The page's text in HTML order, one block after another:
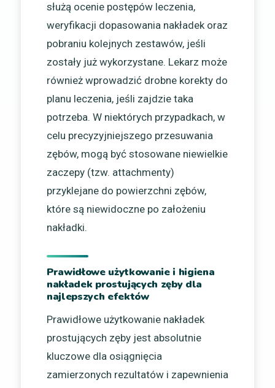
służą ocenie postępów leczenia,
weryfikacji dopasowania nakładek oraz
pobraniu kolejnych zestawów, jeśli
zostały już wykorzystane. Lekarz może
również wprowadzić drobne korekty do
planu leczenia, jeśli zajdzie taka
potrzeba. W niektórych przypadkach, w
celu precyzyjniejszego przesuwania
zębów, mogą być stosowane niewielkie
zaczepy (tzw. attachmenty)
przyklejane do powierzchni zębów,
które są niewidoczne po założeniu
nakładki.
Prawidłowe użytkowanie i higiena
nakładek prostujących zęby dla
najlepszych efektów
Prawidłowe użytkowanie nakładek
prostujących zęby jest absolutnie
kluczowe dla osiągnięcia
zamierzonych rezultatów i zapewnienia